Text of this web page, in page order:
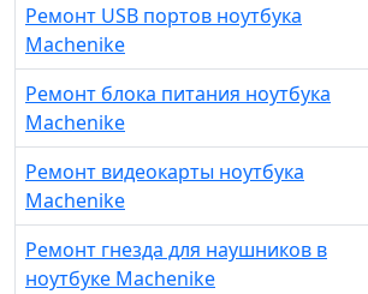
Ремонт USB портов ноутбука
Machenike
Ремонт блока питания ноутбука
Machenike
Ремонт видеокарты ноутбука
Machenike
Ремонт гнезда для наушников в
ноутбуке Machenike